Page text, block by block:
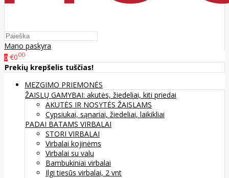
Mano paskyra
0 €000
Prekių krepšelis tuščias!
MEZGIMO PRIEMONĖS
ŽAISLŲ GAMYBAI: akutės, žiedeliai, kiti priedai
AKUTĖS IR NOSYTĖS ŽAISLAMS
Cypsiukai, sąnariai, žiedeliai, laikikliai
PADAI BATAMS VIRBALAI
STORI VIRBALAI
Virbalai kojinėms
Virbalai su valu
Bambukiniai virbalai
Ilgi tiesūs virbalai, 2 vnt